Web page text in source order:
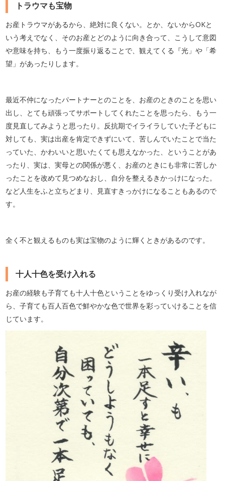
トラウマも宝物
お産トラウマがあるから、絶対に良くない。とか、ないからOKと
いう考えでなく、そのお産とどのように向き合って、こうして意図
や意味を持ち、もう一度振り返ることで、観えてくる『光」や「希
望」があったりします。
最近不仲になったパートナーとのことを、お産のときのことを思い
出し、とても頑張ってサポートしてくれたことを思ったら、もう一
度見直してみようと思ったり。反抗期でイライラしていた子どもに
対しても、実は出産を肯定できずにいて、苦しんでいたことで当た
っていた、かわいいと思いたくても思えなかった、ということがあ
ったり、実は、実母との関係が悪く、お産のときにも非常に苦しか
ったことを改めて見つめなおし、自分を整えるきかっけになった。
など人生をふと立ちどまり、見直すきっかけになることもあるので
す。
全く不と観えるものも実は宝物のように輝くときがあるのです。
十人十色を受け入れる
お産の経験も子育ても十人十色ということをゆっくり受け入れなが
ら、子育ても百人百色で鮮やかな色で世界を彩っていけることを信
じています。